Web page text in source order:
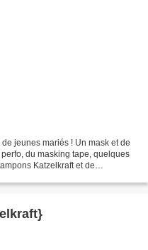
jeunes mariés ! Un mask et de
du masking tape, quelques
Katzelkraft et de